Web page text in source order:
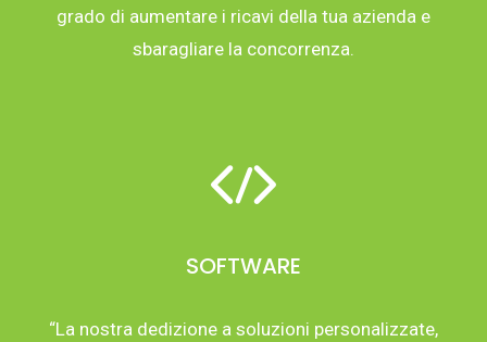
grado di aumentare i ricavi della tua azienda e
sbaragliare la concorrenza.
SOFTWARE
“La nostra dedizione a soluzioni personalizzate,